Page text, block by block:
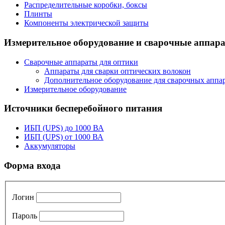
Распределительные коробки, боксы
Плинты
Компоненты электрической защиты
Измерительное оборудование и сварочные
Сварочные аппараты для оптики
Аппараты для сварки оптических волокон
Дополнительное оборудование для сварочных
Измерительное оборудование
Источники бесперебойного питания
ИБП (UPS) до 1000 ВА
ИБП (UPS) от 1000 ВА
Аккумуляторы
Форма входа
Логин
Пароль